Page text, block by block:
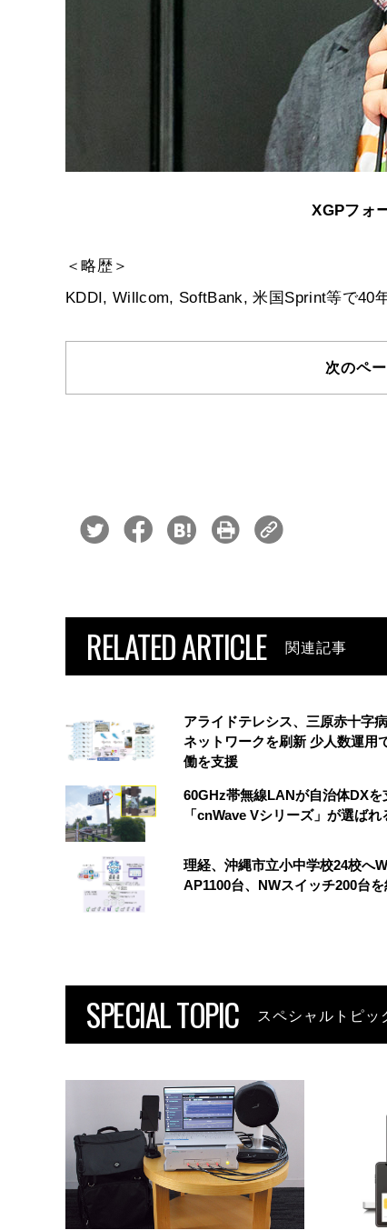
XGPフォ
＜略歴＞
KDDI, Willcom, SoftBank, 米国Sprint等で40
次のペ
RELATED ARTICLE 関連記事
アライドテレシス、三原赤十字
ネットワークを刷新 少人数運用
働を支援
60GHz帯無線LANが自治体DXを
「cnWave Vシリーズ」が選ばれ
理経、沖縄市立小中学校24校へ
AP1100台、NWスイッチ200台を
SPECIAL TOPIC スペシャルトピッ